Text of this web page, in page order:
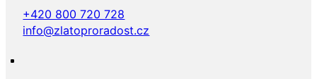
+420 800 720 728
info@zlatoproradost.cz